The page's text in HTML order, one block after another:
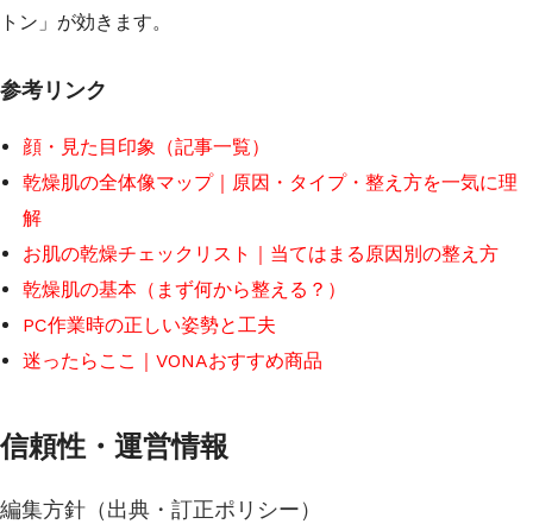
トン」が効きます。
参考リンク
顔・見た目印象（記事一覧）
乾燥肌の全体像マップ｜原因・タイプ・整え方を一気に理
解
お肌の乾燥チェックリスト｜当てはまる原因別の整え方
乾燥肌の基本（まず何から整える？）
PC作業時の正しい姿勢と工夫
迷ったらここ｜VONAおすすめ商品
信頼性・運営情報
編集方針（出典・訂正ポリシー）